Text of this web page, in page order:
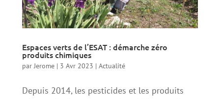
Espaces verts de l’ESAT : démarche zéro
produits chimiques
parJerome| 3 Avr 2023 | Actualité
Depuis 2014, les pesticides et les produits